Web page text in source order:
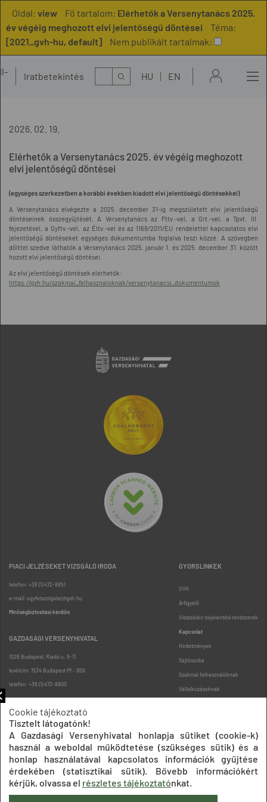
Oldal: view Fő tartalom: Elérhetők a Versenytanács 2025.
év végéig meghozott elvi jelentőségű döntései
Téma:
[2021_gvh-hu, default]
Nem publikált tartalmak:
Iratbetekintés Kereső HU EN
2026. 02. 19.
Elérhetők a Versenytanács 2025. év végéig meghozott
elvi jelentőségű döntései
(egységes szerkezetben a korábbi években kiadott elvi jelentőségű döntésekkel)
A Versenytanács elvégezte a 2025. december 31-ig megszületett elvi jelentőségű
döntéseinek összegyűjtését. A Versenytanács az Fttv.-vel, a Grt.-vel, a Tpvt. III.
fejezetével, a Gyftv.-vel, az Éltv.-vel és az 1169/2011/EU rendelettel kapcsolatos elvi
jelentőségű döntéseket egységes dokumentumba foglalva teszi közzé. A szövegben
dőlttel szedve láthatók a Versenytanács 2025. január 1. és 2025. december 31. között
hozott elvi jelentőségű döntései.
Az elvi jelentőségű döntések elérhetők:
https://gvh.hu/szakmai_felhasznaloknak/versenytanacsi_dokumentumok
PIACI JELZÉSEKET VIZSGÁLÓ IRODA
telefon: +36 (1) 472-8851
e-mail: ugyfelszolgalat@gvh.hu
Minőségbiztosítási kérdőív
GAZDASÁGI VERSENYHIVATAL
1026 Budapest, Riadó u. 5-11.
levélcím: 1534 Budapest Pf.: 958
telefon: +36 (1) 472-8900
GYORSLINKEK
GVH
Árfigyelő
Visszaélés-bejelentési rendszerek
Kapcsolat
Hirdetmények
Sajtószoba
Szakmai felhasználóknak
Vállalkozásoknak
Oldaltérkép
Cookie tájékoztató
Tisztelt látogatónk!
A Gazdasági Versenyhivatal honlapja sütiket (cookie-k)
használ a weboldal működtetése (szükséges sütik) és a
honlap használatával kapcsolatos információk gyűjtése
érdekében (statisztikai sütik). Bővebb információkért
kérjük, olvassa el részletes tájékoztatónkat.